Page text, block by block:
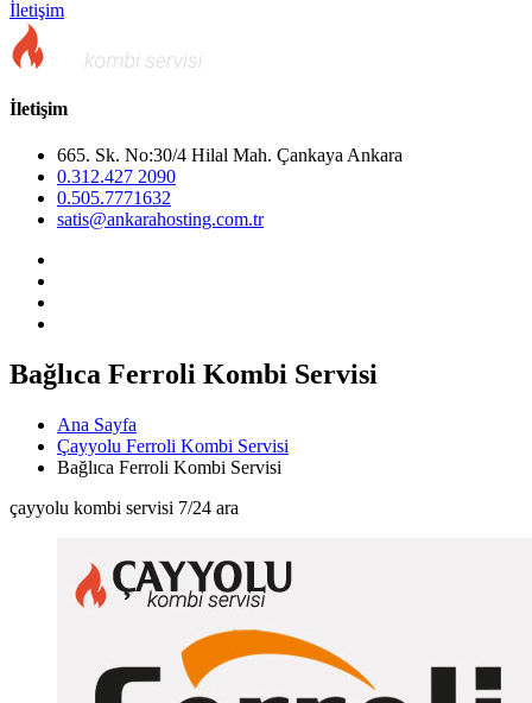
İletişim
İletişim
665. Sk. No:30/4 Hilal Mah. Çankaya Ankara
0.312.427 2090
0.505.7771632
satis@ankarahosting.com.tr
Bağlıca Ferroli Kombi Servisi
Ana Sayfa
Çayyolu Ferroli Kombi Servisi
Bağlıca Ferroli Kombi Servisi
çayyolu kombi servisi 7/24 ara